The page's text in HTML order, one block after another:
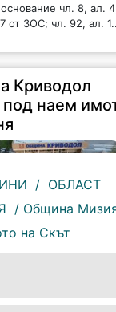
чл. 8, ал.
от ЗОС; чл. 92, ал.
Криводол
под наем
08-07 11:30:54
гр. Криводол, ул.
№ 13, тел.
/ ОБЛАСТ
/ Община
на Скът